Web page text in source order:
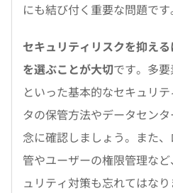
にも結び付く重要な問題です
セキュリティリスクを抑え
を選ぶことが大切です。多
といった基本的なセキュリ
タの保管方法やデータセン
念に確認しましょう。また
管やユーザーの権限管理な
ュリティ対策も忘れてはなり